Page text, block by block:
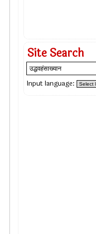
Site Search
Input language: